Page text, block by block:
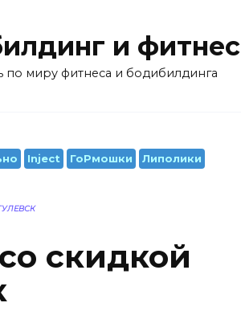
и фитнес
по миру фитнеса и бодибилдинга
Inject ГоРмошки Липолики
скидкой